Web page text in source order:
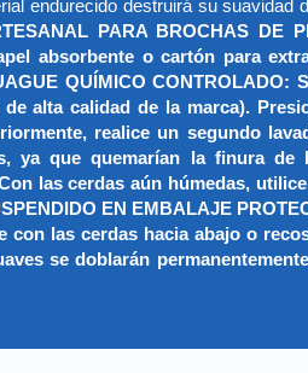
endurecido destruirá su
PARA BROCHAS DE
absorbente o cartón para
QUÍMICO
alta calidad de la marca).
realice un segundo
que quemarían la finura de
las cerdas aún húmedas,
EN EMBALAJE
las cerdas hacia abajo o
se doblarán